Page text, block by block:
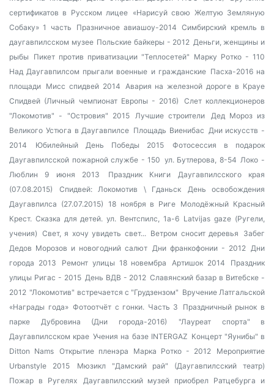
сертификатов в Русском лицее
«Нарисуй свою Желтую Земляную
Собаку» 1 часть
Празничное авиашоу-2014
Симбирский кремль в
даугавпилсском музее Польские байкеры - 2012 Деньги, женщины и
рыбы
Пикет против приватизации "Теплосетей" Марку Ротко - 110
Над Даугавпилсом прыгали военные и гражданские Пасха-2016 на
площади Мисс спидвей 2014 Авария на железной дороге в Крауе
Спидвей (Личный чемпионат Европы - 2016)
Слет коллекционеров
"Локомотив" - "Островия" 2015
Лучшие строители
Дед Мороз из
Великого Устюга в Даугавпилсе Площадь Виенибас Дни искусств -
2014
Юбилейный День Победы 2015
Фотосессия в подарок
Даугавпилсской пожарной службе - 150 ул. Бутлерова, 8-54 Локо -
Люблин 9 июня 2013
Праздник Книги Даугавпилсского края
(07.08.2015)
Спидвей: Локомотив \ Гданьск
День освобождения
Даугавпилса (27.07.2015)
18 ноября в Риге
Молодёжный Красный
Крест. Сказка для детей.ул. Вентспилс, 1а-6 Latvijas gaze (Ругели,
учения) Свет, я хочу увидеть свет... Ветром сносит деревья
Забег
Дедов Морозов и новогодний салют Дни франкофонии - 2012 Дни
города 2013
Ремонт улицы 18 новембра Артишок 2014
Праздник
улицы Ригас - 2015 День ВДВ - 2012 Славянский базар в Витебске -
2012 "Локомотив" встречается с "Грудзензом" Вручение Латгальской
«Награды года» Фотоотчёт с гонки. Часть 3
Праздничный рынок в
парке Дубровина (Дни города-2016)
"Лауреат спорта" в
Даугавпилсском крае Учения на базе INTERGAZ Концерт "Яунибы" в
Ditton Nams
Открытие пленэра Марка Ротко - 2012
Мероприятие
Urbanstyle 2015
Мюзикл "Дамский рай" (Даугавпилсский театр)
Пожар в Ругелях
Даугавпилсский музей приобрел Ратцебурга и